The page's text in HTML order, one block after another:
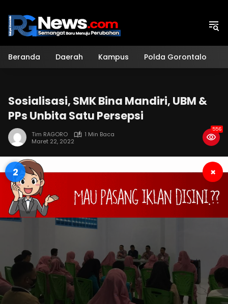
konten
Beranda Daerah Kampus Polda Gorontalo
Sosialisasi, SMK Bina Mandiri, UBM &
PPs Unbita Satu Persepsi
Tim RAGORO
1 Min Baca
Maret 22, 2022
556
1 ×